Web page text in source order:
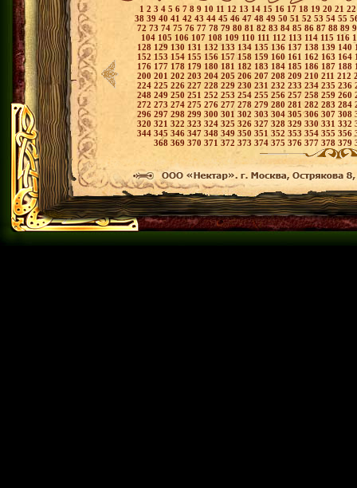
1 2 3 4 5 6 7 8 9 10 11 12 13 14 15 16 17 18 19 20 21
38 39 40 41 42 43 44 45 46 47 48 49 50 51 52 53 54 55
72 73 74 75 76 77 78 79 80 81 82 83 84 85 86 87 88 89
104 105 106 107 108 109 110 111 112 113 114 115 116
128 129 130 131 132 133 134 135 136 137 138 139 140
152 153 154 155 156 157158 159 160 161 162 163 164
176 177 178 179 180 181 182 183 184 185 186 187 188
200 201 202 203 204 205 206 207 208 209 210 211 212
224 225 226 227 228 229 230 231 232 233 234 235 236
248 249 250 251 252 253 254 255 256 257 258 259 260
272 273 274 275 276 277 278 279 280 281 282 283 284
296 297 298 299 300 301 302 303 304 305306 307 308
320 321 322 323 324 325 326 327 328 329 330 331 332
344 345 346 347 348 349 350 351 352 353 354 355 356
368 369 370 371 372 373 374 375 376 377 378 379